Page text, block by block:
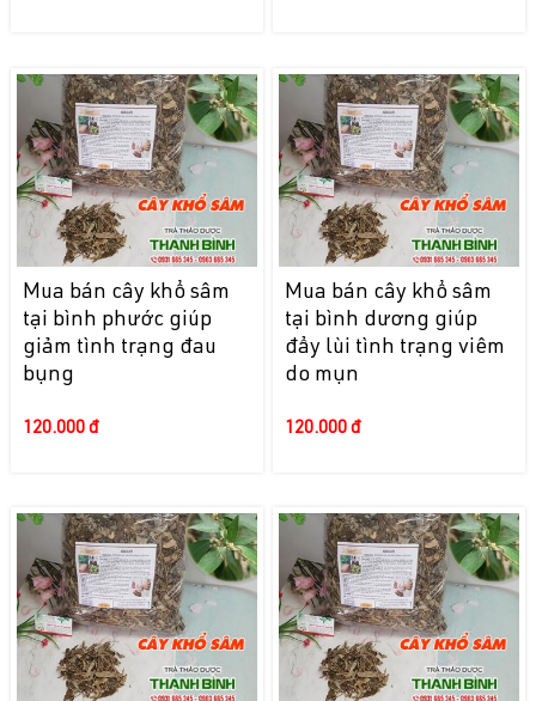
Mua bán cây khổ sâm
tại bình phước giúp
giảm tình trạng đau
bụng
120.000 đ
Mua bán cây khổ sâm
tại bình dương giúp
đẩy lùi tình trạng viêm
do mụn
120.000 đ